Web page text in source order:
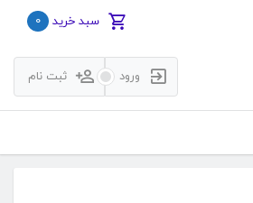
سبد خرید 0
ورود ثبت نام